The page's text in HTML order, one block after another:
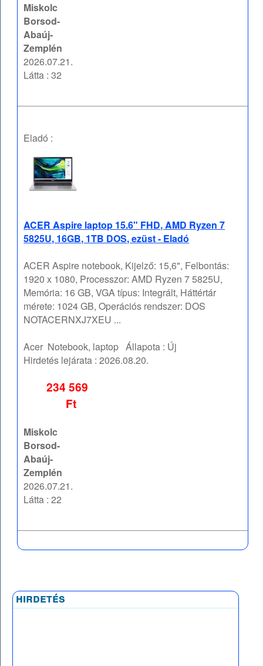
Miskolc
Borsod-
Abaúj-
Zemplén
2026.07.21.
Látta : 32
Eladó :
ACER Aspire laptop 15.6" FHD, AMD Ryzen 7
5825U, 16GB, 1TB DOS, ezüst - Eladó
ACER Aspire notebook, Kijelző: 15,6", Felbontás:
1920 x 1080, Processzor: AMD Ryzen 7 5825U,
Memória: 16 GB, VGA típus: Integrált, Háttértár
mérete: 1024 GB, Operációs rendszer: DOS
NOTACERNXJ7XEU ...
Acer Notebook, laptop Állapota : Új
Hirdetés lejárata :2026.08.20.
234 569
Ft
Miskolc
Borsod-
Abaúj-
Zemplén
2026.07.21.
Látta : 22
hirdetés